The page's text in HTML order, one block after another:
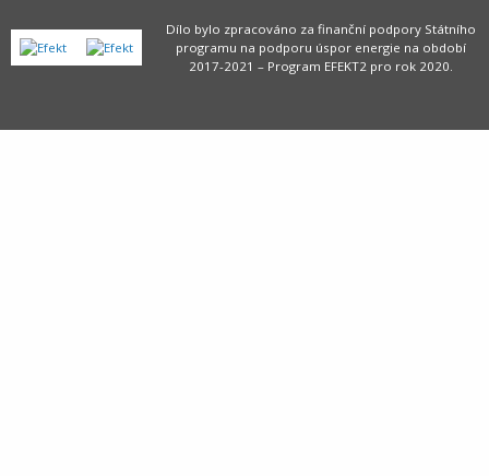
Dílo bylo zpracováno za finanční podpory Státního
programu na podporu úspor energie na období
2017-2021 – Program EFEKT2 pro rok 2020.